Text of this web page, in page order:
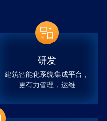
研发
建筑智能化系统集成平台，
更有力管理，运维